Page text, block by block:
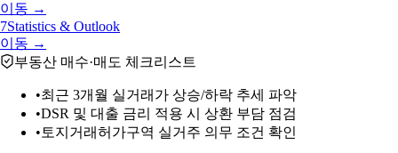
이동 →
7Statistics & Outlook
이동 →
부동산 매수·매도 체크리스트
•최근 3개월 실거래가 상승/하락 추세 파악
•DSR 및 대출 금리 적용 시 상환 부담 점검
• 토지거래허가구역 실거주 의무 조건 확인